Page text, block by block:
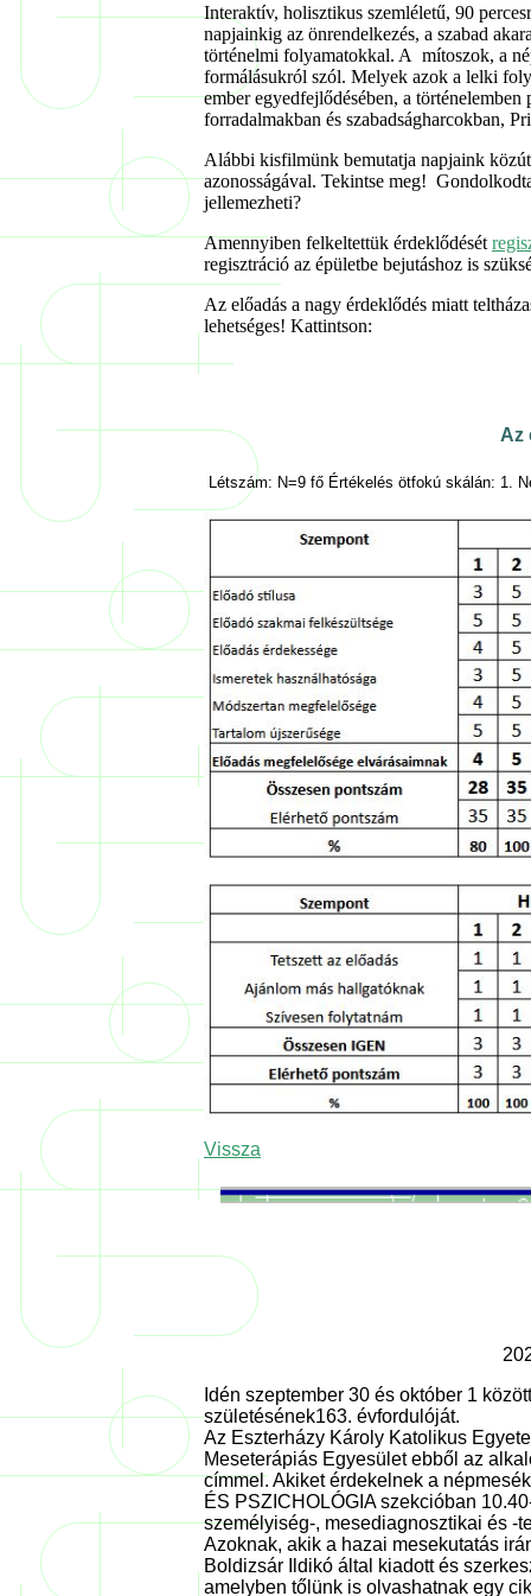
Interaktív, holisztikus szemléletű, 90
napjainkig az önrendelkezés, a szabad
történelmi folyamatokkal. A mítoszok, a
formálásukról szól. Melyek azok a lelki
ember egyedfejlődésében, a
forradalmakban és szabadságharcokban,
Alábbi kisfilmünk bemutatja napjaink
azonosságával. Tekintse meg!
jellemezheti?
Amennyiben felkeltettük érdeklődését
regisztráció az épületbe bejutáshoz is
Az előadás a nagy érdeklődés miatt
lehetséges! Kattintson:
Az
Létszám: N=9 fő Értékelés ötfokú skálán: 1.
Vissza
Idén szeptember 30 és október 1
születésének163. évfordulóját.
Az Eszterházy Károly Katolikus
Meseterápiás Egyesület ebből az
címmel. Akiket érdekelnek a
ÉS PSZICHOLÓGIA szekcióban
személyiség-, mesediagnosztikai és -
Azoknak, akik a hazai mesekutatás
Boldizsár Ildikó által kiadott és
amelyben tőlünk is olvashatnak egy